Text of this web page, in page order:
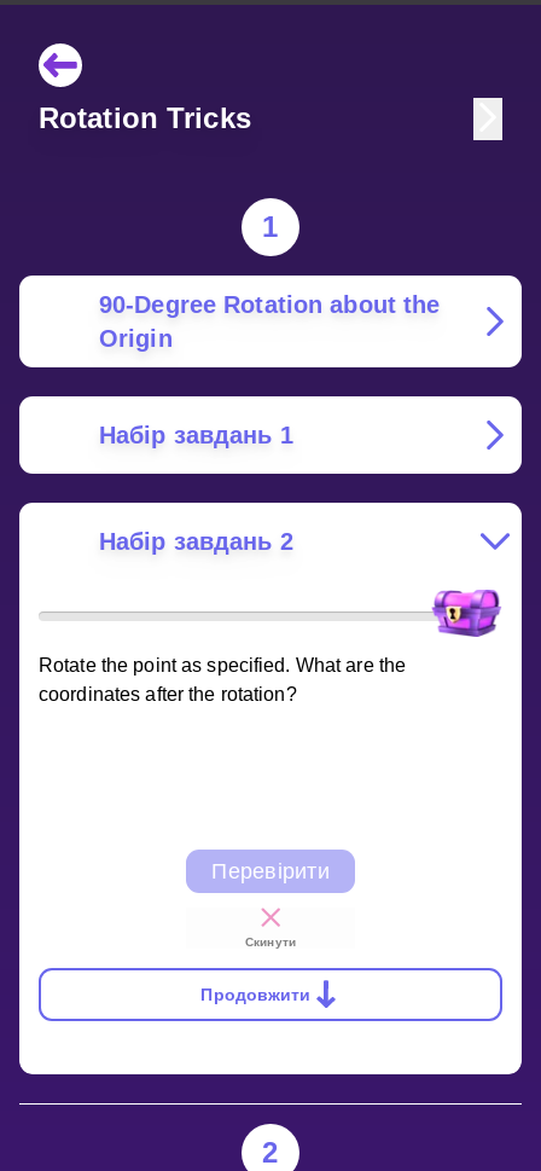
Rotation Tricks
1
90-Degree Rotation about the
Origin
Набір завдань 1
Набір завдань 2
Rotate the point as specified. What are the
coordinates after the rotation?
Перевірити
Скинути
Продовжити
2